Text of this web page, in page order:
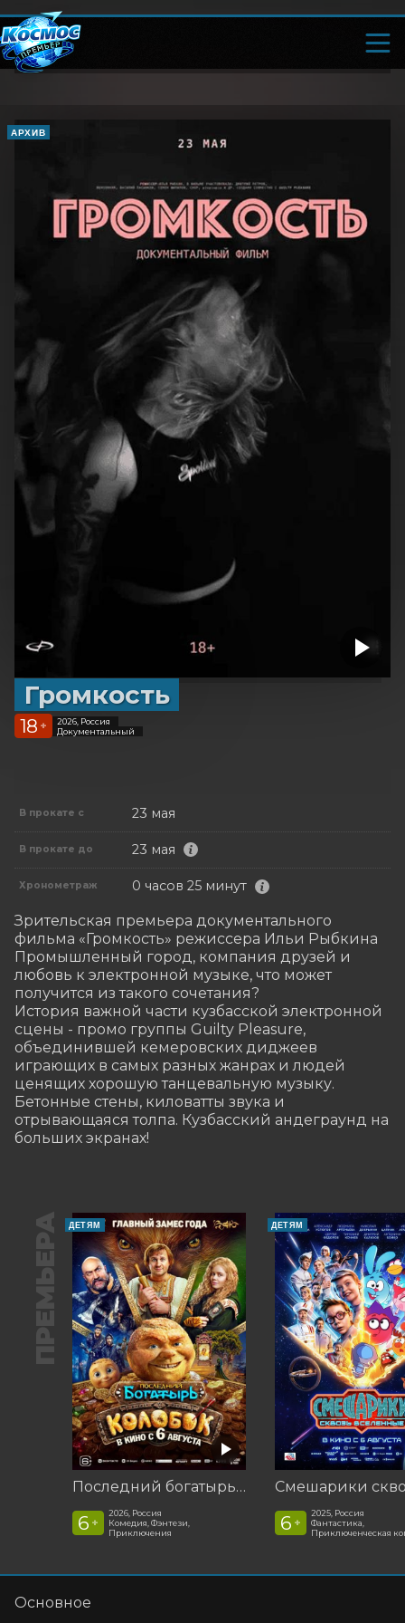
АРХИВ
Громкость
18 +
2026, Россия
Документальный
В прокате с 23 мая
В прокате до 23 мая
Хронометраж 0 часов 25 минут
Зрительская премьера документального
фильма «Громкость» режиссера Ильи Рыбкина
Промышленный город, компания друзей и
любовь к электронной музыке, что может
получится из такого сочетания?
История важной части кузбасской электронной
сцены - промо группы Guilty Pleasure,
объединившей кемеровских диджеев
играющих в самых разных жанрах и людей
ценящих хорошую танцевальную музыку.
Бетонные стены, киловатты звука и
отрывающаяся толпа. Кузбасский андеграунд на
больших экранах!
ПРЕМЬЕРА ДЕТЯМ
Последний богатырь. Колобок
6 +
2026, Россия
Комедия, Фэнтези,
Приключения
ДЕТЯМ
6 +
2025, Россия
Фантастика,
Приключенческая
Основное